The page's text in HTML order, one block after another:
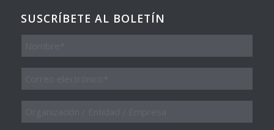
SUSCRÍBETE AL BOLETÍN